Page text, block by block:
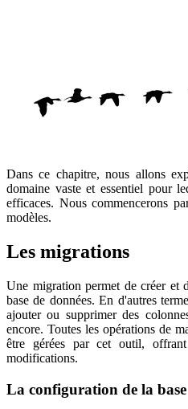
Dans ce chapitre, nous allons
domaine vaste et essentiel pour
efficaces. Nous commencerons
modèles.
Les migrations
Une migration permet de créer et
base de données. En d'autres
ajouter ou supprimer des
encore. Toutes les opérations de
être gérées par cet outil,
modifications.
La configuration de la base